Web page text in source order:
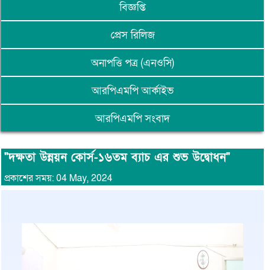
বিজ্ঞপ্তি
প্রেস রিলিজ
অনাপত্তি পত্র (এনওসি)
আরপিএমপি আর্কাইভ
আরপিএমপি সংবাদ
"দক্ষতা উন্নয়ন কোর্স-১৬তম ব্যাচ এর শুভ উদ্বোধন"
প্রকাশের সময়: 04 May, 2024